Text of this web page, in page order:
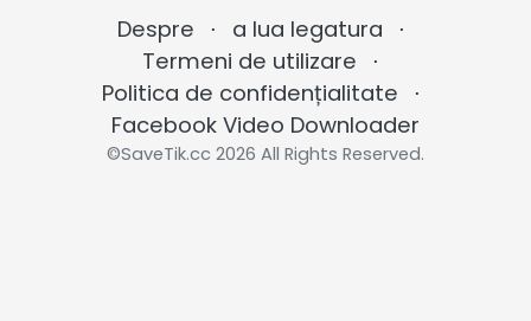
Despre
⋅ a lua legatura
⋅
Termeni de utilizare
⋅
Politica de confidențialitate
⋅
Facebook Video Downloader
©SaveTik.cc 2026 All Rights Reserved.